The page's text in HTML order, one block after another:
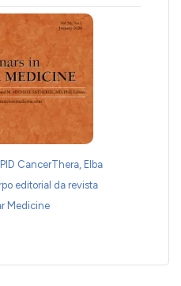
CancerThera, Elba
editorial da revista
Medicine